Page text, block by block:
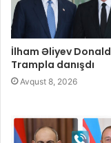
İlham Əliyev Donald
Trampla danışdı
Avqust 8, 2026